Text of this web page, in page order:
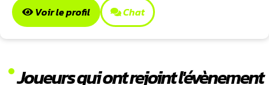
Voir le profil Chat
Joueurs qui ont rejoint l'évènement